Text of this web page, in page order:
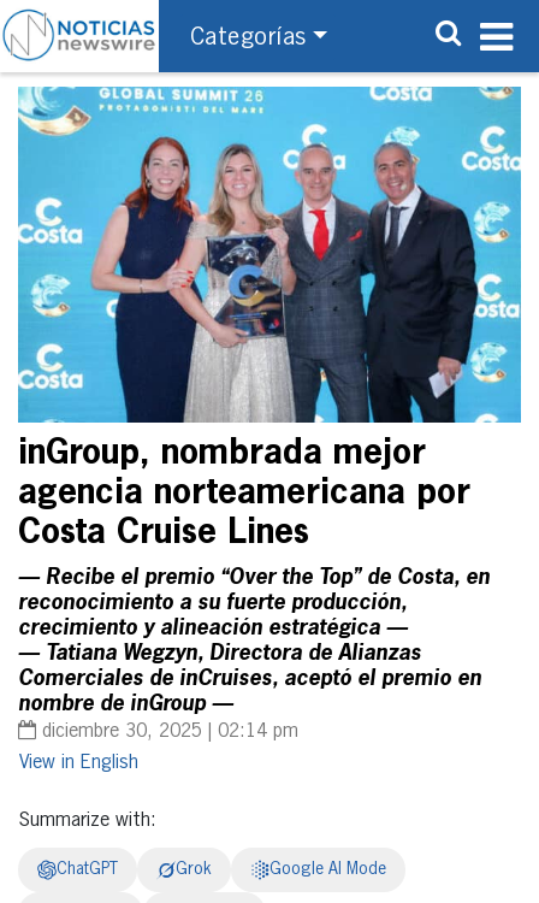
Categorías
inGroup, nombrada mejor
agencia norteamericana por
Costa Cruise Lines
— Recibe el premio “Over the Top” de Costa, en
reconocimiento a su fuerte producción,
crecimiento y alineación estratégica —
— Tatiana Wegzyn, Directora de Alianzas
Comerciales de inCruises, aceptó el premio en
nombre de inGroup —
diciembre 30, 2025 | 02:14 pm
English
Summarize with:
ChatGPT Grok Google AI Mode